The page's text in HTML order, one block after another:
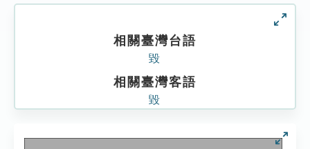
相關臺灣台語
毀
相關臺灣客語
毀